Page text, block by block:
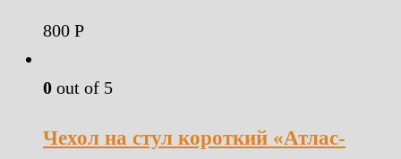
800 Р
0 out of 5
Чехол на стул короткий «Атлас-